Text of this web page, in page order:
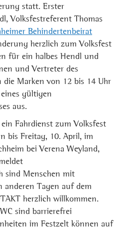
statt. Erster
Volksfestreferent Thomas
Behindertenbeirat
herzlich zum Volksfest
für ein halbes Hendl und
und Vertreter des
die Marken von 12 bis 14 Uhr
gültigen
aus.
Fahrdienst zum Volksfest
bis Freitag, 10. April, im
bei Verena Weyland,
sind Menschen mit
anderen Tagen auf dem
herzlich willkommen.
sind barrierefrei
im Festzelt können auf